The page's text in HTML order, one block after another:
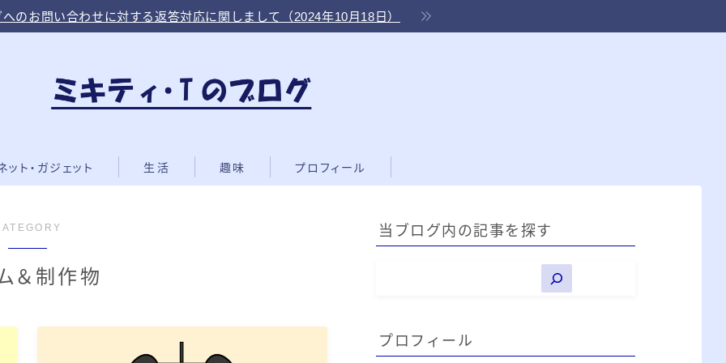
へのお問い合わせに対する返答対応に関しまして（2024年10月18日）
ット・ガジェット 生活 趣味 プロフィール
＆制作物
当ブログ内の記事を探す
プロフィール